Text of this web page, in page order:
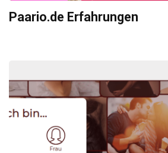
Paario.de Erfahrungen